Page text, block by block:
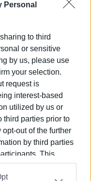
Personal
to third
or sensitive
by us, please use
your selection.
request is
interest-based
utilized by us or
third parties prior to
out of the further
by third parties
This
by us to third parties
that may
Facebook